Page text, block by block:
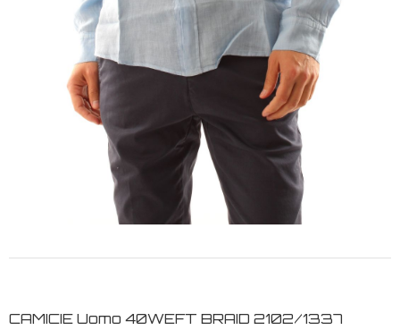
CAMICIE Uomo 40WEFT BRAID 2102/1337